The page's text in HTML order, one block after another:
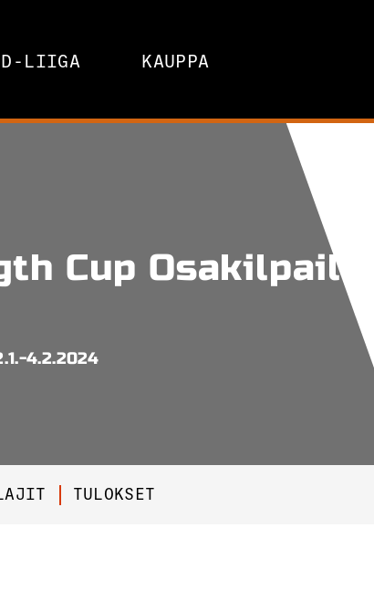
LIIGA KAUPPA
Cup Osakilpailu 1
4.2.2024
TULOKSET